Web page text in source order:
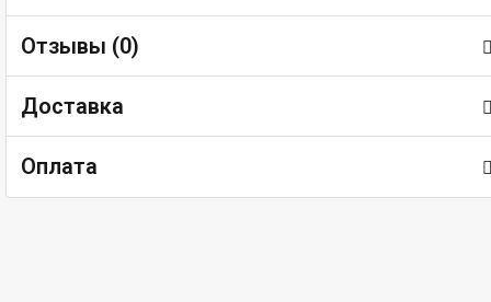
Отзывы (0)
Доставка
Оплата